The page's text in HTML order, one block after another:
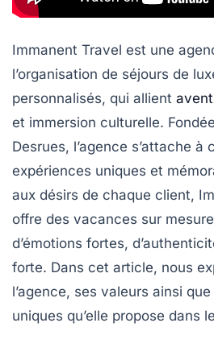
Immanent Travel est une
l’organisation de séjours de
personnalisés, qui allient
et immersion culturelle.
Desrues, l’agence s’attache à
expériences uniques et
aux désirs de chaque client,
offre des vacances sur
d’émotions fortes,
forte. Dans cet article, nous
l’agence, ses valeurs ainsi
uniques qu’elle propose dans